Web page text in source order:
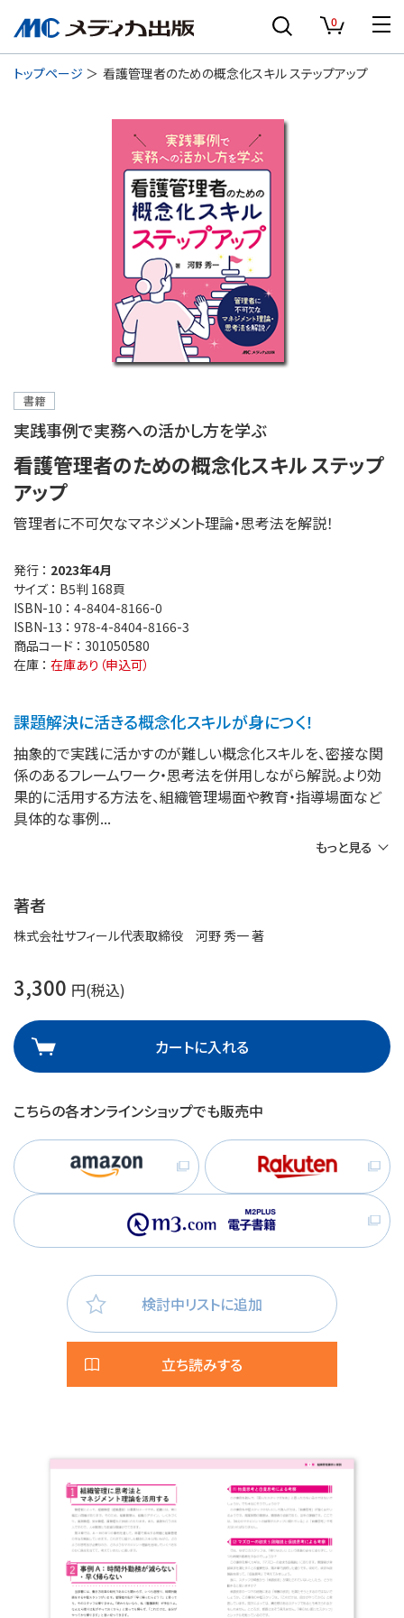
0
トップページ 看護管理者のための概念化スキル ステップアップ
書籍
実践事例で実務への活かし方を学ぶ
看護管理者のための概念化スキル ステップ
アップ
管理者に不可欠なマネジメント理論・思考法を解説！
発行 ： 2023年4月
サイズ ： B5判 168頁
ISBN-10 ： 4-8404-8166-0
ISBN-13 ： 978-4-8404-8166-3
商品コード ： 301050580
在庫 ： 在庫あり（申込可）
課題解決に活きる概念化スキルが身につく！
抽象的で実践に活かすのが難しい概念化スキルを、密接な関
係のあるフレームワーク・思考法を併用しながら解説。より効
果的に活用する方法を、組織管理場面や教育・指導場面など
具体的な事例
もっと見る
著者
株式会社サフィール代表取締役 河野 秀一 著
3,300 円(税込)
カートに入れる
こちらの各オンラインショップでも販売中
検討中リストに追加
立ち読みする